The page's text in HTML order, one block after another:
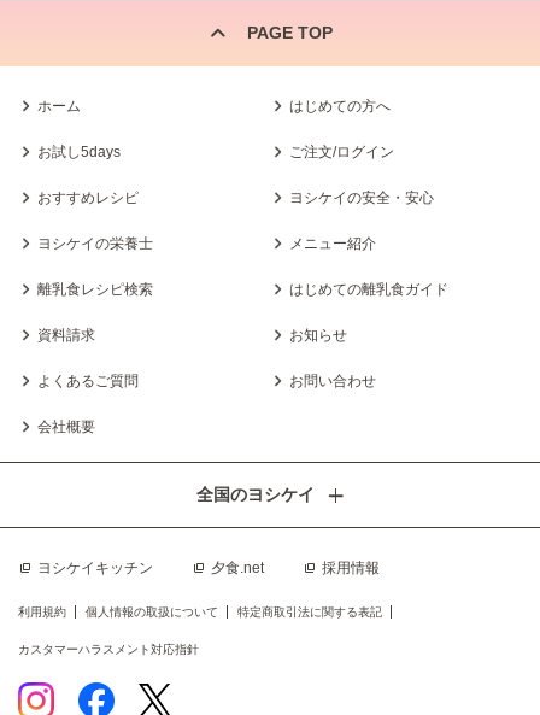
PAGE TOP
ホーム はじめての方へ
お試し5days ご注文/ログイン
おすすめレシピ ヨシケイの安全・安心
ヨシケイの栄養士 メニュー紹介
離乳食レシピ検索 はじめての離乳食ガイド
資料請求 お知らせ
よくあるご質問 お問い合わせ
会社概要
ヨシケイキッチン 夕食.net 採用情報
全国のヨシケイ
利用規約 個人情報の取扱について 特定商取引法に関する表記
カスタマーハラスメント対応指針